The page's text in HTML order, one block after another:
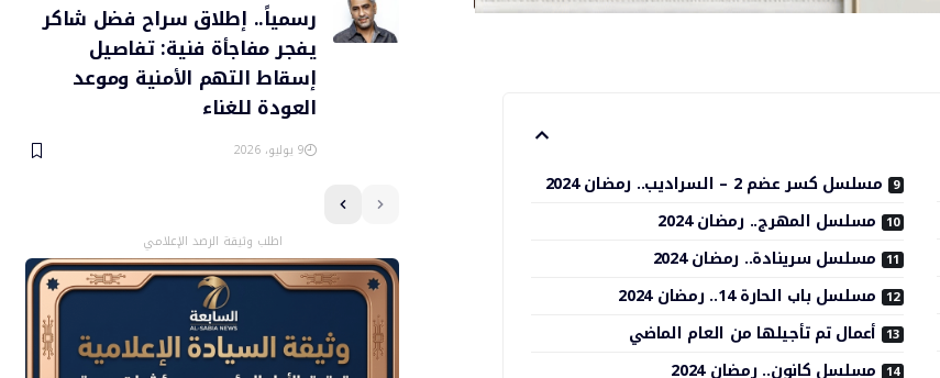
مسلسل كسر عضم 2 – السراديب.. رمضان 2024
مسلسل المهرج.. رمضان 2024
مسلسل سرينادة.. رمضان 2024
مسلسل باب الحارة 14.. رمضان 2024
أعمال تم تأجيلها من العام الماضي
مسلسل كانون.. رمضان 2024
رسمياً.. إطلاق سراح فضل شاكر
يفجر مفاجأة فنية: تفاصيل
إسقاط التهم الأمنية وموعد
العودة للغناء
9 يوليو، 2026
اطلب وثيقة الرصد الإعلامي